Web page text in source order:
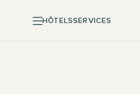
HÔTELSSERVICES